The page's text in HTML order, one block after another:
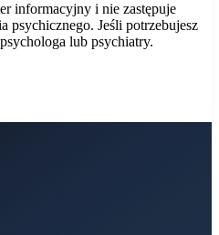
informacyjny i nie zastępuje
psychicznego. Jeśli potrzebujesz
lub psychiatry.